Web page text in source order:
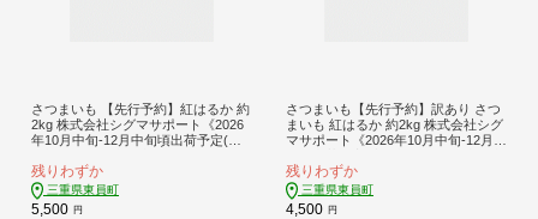
さつまいも 【先行予約】紅はるか 約
2kg 株式会社シグマサポート《2026
年10月中旬-12月中旬頃出荷予定(土
重県 東員町 お菓子 おやつ 紅はるか
やきいも さつまいも 手軽
残りわずか
三重県東員町
5,500 円
さつまいも【先行予約】訳あり さつ
まいも 紅はるか 約2kg 株式会社シグ
マサポート《2026年10月中旬-12月中
サツマイモ 三重県 東員町 お菓子 お
やつ 紅はるか やきいも さつまいも
手軽
残りわずか
三重県東員町
4,500 円